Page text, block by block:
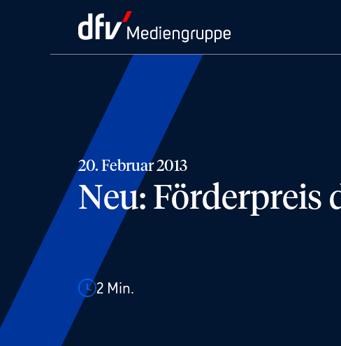
20. Februar 2013
Neu: Förderpreis
2 Min.